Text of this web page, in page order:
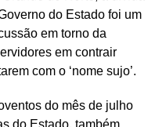
do Estado foi um
em torno da
em contrair
com o ‘nome sujo’.
do mês de julho